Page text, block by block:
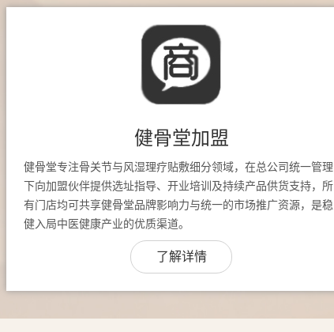
健骨堂加盟
健骨堂专注骨关节与风湿理疗贴敷细分领域，在总公司统一管理
下向加盟伙伴提供选址指导、开业培训及持续产品供货支持，所
有门店均可共享健骨堂品牌影响力与统一的市场推广资源，是稳
健入局中医健康产业的优质渠道。
了解详情